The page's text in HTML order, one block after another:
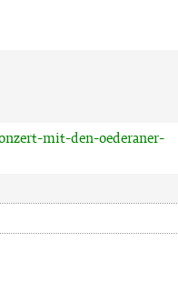
mit-den-oederaner-